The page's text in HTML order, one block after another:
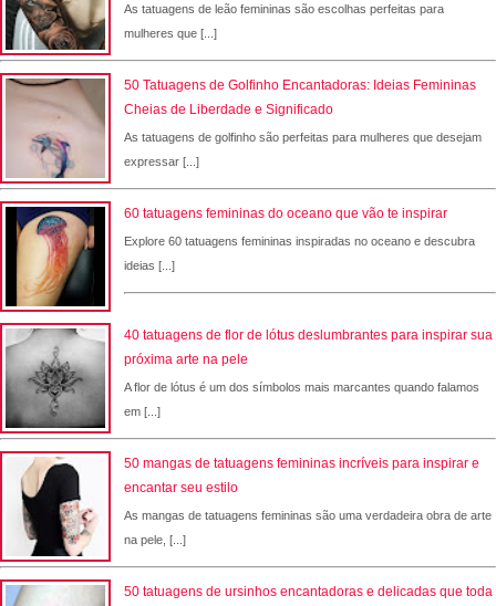
As tatuagens de leão femininas são escolhas perfeitas para
mulheres que [...]
50 Tatuagens de Golfinho Encantadoras: Ideias Femininas
Cheias de Liberdade e Significado
As tatuagens de golfinho são perfeitas para mulheres que desejam
expressar [...]
60 tatuagens femininas do oceano que vão te inspirar
Explore 60 tatuagens femininas inspiradas no oceano e descubra
ideias [...]
40 tatuagens de flor de lótus deslumbrantes para inspirar sua
próxima arte na pele
A flor de lótus é um dos símbolos mais marcantes quando falamos
em [...]
50 mangas de tatuagens femininas incríveis para inspirar e
encantar seu estilo
As mangas de tatuagens femininas são uma verdadeira obra de arte
na pele, [...]
50 tatuagens de ursinhos encantadoras e delicadas que toda